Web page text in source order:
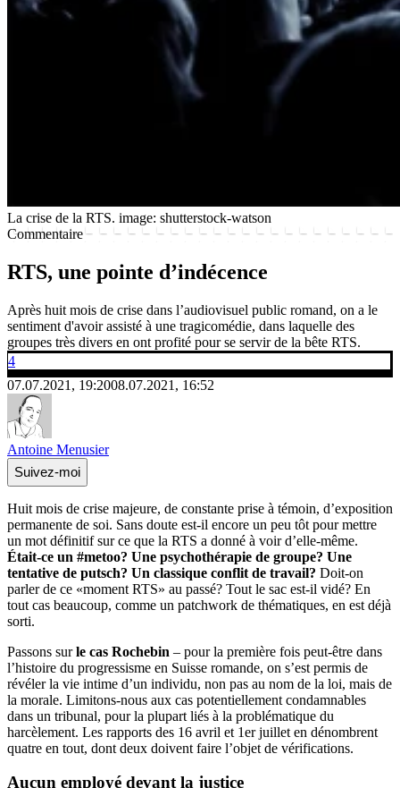
La crise de la RTS. image: shutterstock-watson
Commentaire
RTS, une pointe d’indécence
Après huit mois de crise dans l’audiovisuel public romand, on a le
sentiment d'avoir assisté à une tragicomédie, dans laquelle des
groupes très divers en ont profité pour se servir de la bête RTS.
4
07.07.2021, 19:2008.07.2021, 16:52
Antoine Menusier
Suivez-moi
Huit mois de crise majeure, de constante prise à témoin, d’exposition
permanente de soi. Sans doute est-il encore un peu tôt pour mettre
un mot définitif sur ce que la RTS a donné à voir d’elle-même.
Était-ce un #metoo? Une psychothérapie de groupe? Une
tentative de putsch? Un classique conflit de travail? Doit-on
parler de ce «moment RTS» au passé? Tout le sac est-il vidé? En
tout cas beaucoup, comme un patchwork de thématiques, en est déjà
sorti.
Passons surle cas Rochebin – pour la première fois peut-être dans
l’histoire du progressisme en Suisse romande, on s’est permis de
révéler la vie intime d’un individu, non pas au nom de la loi, mais de
la morale. Limitons-nous aux cas potentiellement condamnables
dans un tribunal, pour la plupart liés à la problématique du
harcèlement. Les rapports des 16 avril et 1er juillet en dénombrent
quatre en tout, dont deux doivent faire l’objet de vérifications.
Aucun employé devant la justice